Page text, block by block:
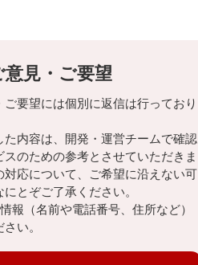
意見・ご要望
要望には個別に返信は行っており
た内容は、開発・運営チームで確認
スのための参考とさせていただきま
応について、ご希望に沿えない可
とぞご了承ください。
報（名前や電話番号、住所など）
い。